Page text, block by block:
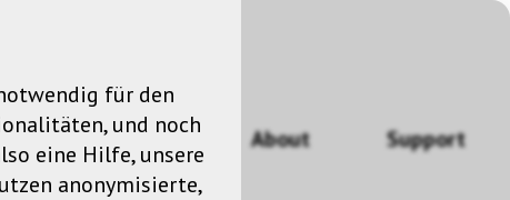
News About Support
für den
und noch
eine Hilfe, unsere
anonymisierte,